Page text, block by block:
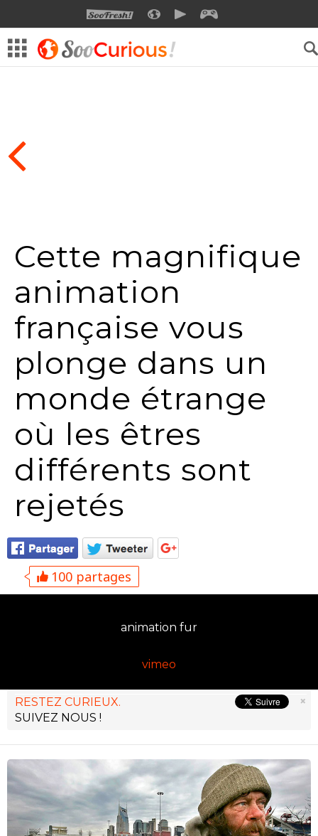
SOOFRESHSOOCURIOUSSOOMOTION
Cette magnifique
animation
française vous
plonge dans un
monde étrange
où les êtres
différents sont
rejetés
100 partages
animation fur
vimeo
×
RESTEZ CURIEUX.
SUIVEZ NOUS !